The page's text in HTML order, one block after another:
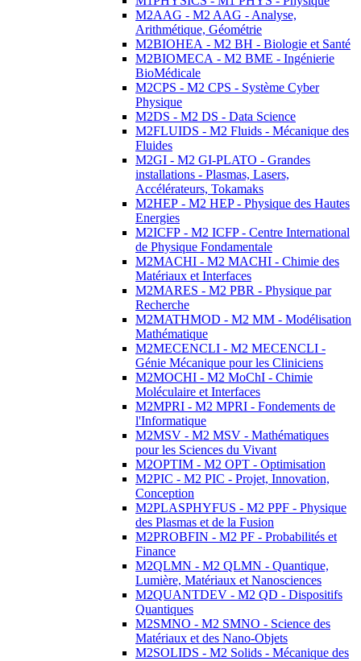
M2AAG - M2 AAG - Analyse,
Arithmétique, Géométrie
M2BIOHEA - M2 BH - Biologie et Santé
M2BIOMECA - M2 BME - Ingénierie
BioMédicale
M2CPS - M2 CPS - Système Cyber
Physique
M2DS - M2 DS - Data Science
M2FLUIDS - M2 Fluids - Mécanique des
Fluides
M2GI - M2 GI-PLATO - Grandes
installations - Plasmas, Lasers,
Accélérateurs, Tokamaks
M2HEP - M2 HEP - Physique des Hautes
Energies
M2ICFP - M2 ICFP - Centre International
de Physique Fondamentale
M2MACHI - M2 MACHI - Chimie des
Matériaux et Interfaces
M2MARES - M2 PBR - Physique par
Recherche
M2MATHMOD - M2 MM - Modélisation
Mathématique
M2MECENCLI - M2 MECENCLI -
Génie Mécanique pour les Cliniciens
M2MOCHI - M2 MoChI - Chimie
Moléculaire et Interfaces
M2MPRI - M2 MPRI - Fondements de
l'Informatique
M2MSV - M2 MSV - Mathématiques
pour les Sciences du Vivant
M2OPTIM - M2 OPT - Optimisation
M2PIC - M2 PIC - Projet, Innovation,
Conception
M2PLASPHYFUS - M2 PPF - Physique
des Plasmas et de la Fusion
M2PROBFIN - M2 PF - Probabilités et
Finance
M2QLMN - M2 QLMN - Quantique,
Lumière, Matériaux et Nanosciences
M2QUANTDEV - M2 QD - Dispositifs
Quantiques
M2SMNO - M2 SMNO - Science des
Matériaux et des Nano-Objets
M2SOLIDS - M2 Solids - Mécanique des